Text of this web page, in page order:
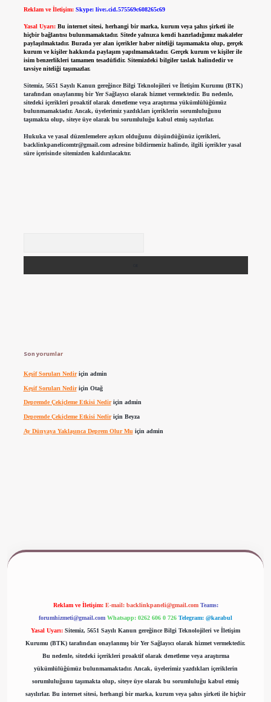
Reklam ve İletişim: Skype: live:.cid.575569c608265c69
Yasal Uyarı: Bu internet sitesi, herhangi bir marka, kurum veya şahıs şirketi ile
hiçbir bağlantısı bulunmamaktadır. Sitede yalnızca kendi hazırladığımız makaleler
paylaşılmaktadır. Burada yer alan içerikler haber niteliği taşımamakta olup, gerçek
kurum ve kişiler hakkında paylaşım yapılmamaktadır. Gerçek kurum ve kişiler ile
isim benzerlikleri tamamen tesadüfidir. Sitemizdeki bilgiler taslak halindedir ve
tavsiye niteliği taşımazlar.
Sitemiz, 5651 Sayılı Kanun gereğince Bilgi Teknolojileri ve İletişim Kurumu (BTK)
tarafından onaylanmış bir Yer Sağlayıcı olarak hizmet vermektedir. Bu nedenle,
sitedeki içerikleri proaktif olarak denetleme veya araştırma yükümlülüğümüz
bulunmamaktadır. Ancak, üyelerimiz yazdıkları içeriklerin sorumluluğunu
taşımakta olup, siteye üye olarak bu sorumluluğu kabul etmiş sayılırlar.
Hukuka ve yasal düzenlemelere aykırı olduğunu düşündüğünüz içerikleri,
backlinkpanelicomtr@gmail.comadresine bildirmeniz halinde, ilgili içerikler yasal
süre içerisinde sitemizden kaldırılacaktır.
Son yorumlar
Keşif Soruları Nediriçin admin
Keşif Soruları Nediriçin Otağ
Depremde Çekiçleme Etkisi Nediriçin admin
Depremde Çekiçleme Etkisi Nediriçin Beyza
Ay Dünyaya Yaklaşınca Deprem Olur Mu için admin
Reklam ve İletişim: E-mail: backlinkpaneli@gmail.com Teams:
forumhizmeti@gmail.com Whatsapp: 0262 606 0 726 Telegram: @karabul
Yasal Uyarı: Sitemiz, 5651 Sayılı Kanun gereğince Bilgi Teknolojileri ve İletişim
Kurumu (BTK) tarafından onaylanmış bir Yer Sağlayıcı olarak hizmet vermektedir.
Bu nedenle, sitedeki içerikleri proaktif olarak denetleme veya araştırma
yükümlülüğümüz bulunmamaktadır. Ancak, üyelerimiz yazdıkları içeriklerin
sorumluluğunu taşımakta olup, siteye üye olarak bu sorumluluğu kabul etmiş
sayılırlar. Bu internet sitesi, herhangi bir marka, kurum veya şahıs şirketi ile hiçbir